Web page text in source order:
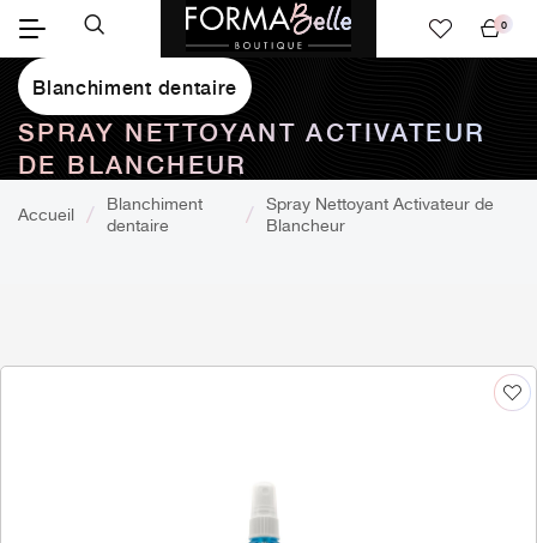
panier
0
Blanchiment dentaire
SPRAY NETTOYANT ACTIVATEUR
DE BLANCHEUR
Accueil
Blanchiment
dentaire
Spray Nettoyant Activateur de
Blancheur